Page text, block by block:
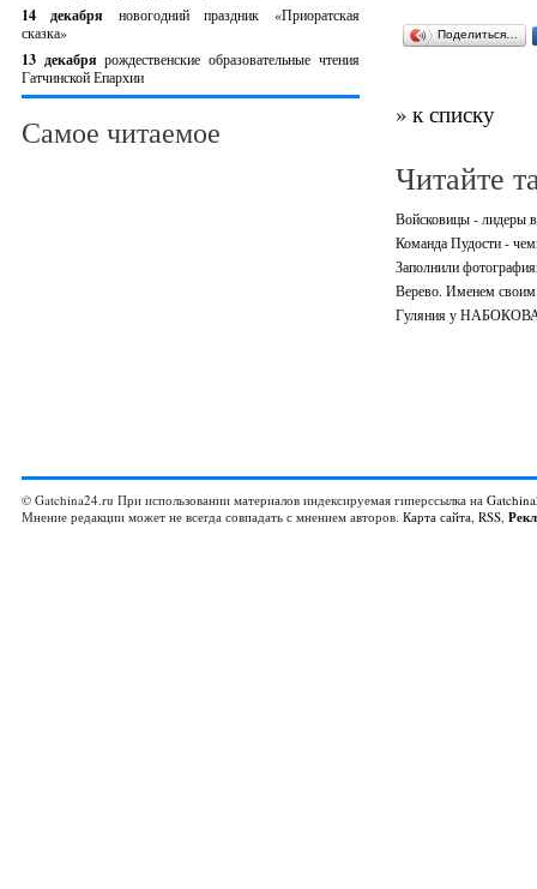
14 декабря новогодний праздник «Приоратская
сказка»
13 декабрярождественские образовательные чтения
Гатчинской Епархии
Самое читаемое
Поделиться…
» к списку
Читайте
Войсковицы - лидеры в
Команда Пудости -
Заполнили
Верево. Именем
Гуляния у
© Gatchina24.ru При использовании материалов индексируемая гиперссылка на
Мнение редакции может не всегда совпадать с мнением авторов. Карта сайта, RSS,